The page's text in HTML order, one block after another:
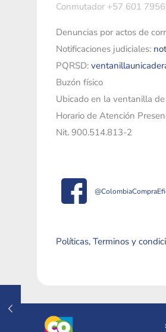
Conmutador +57 601
Denuncias por actos de
Notificaciones judiciales:
PQRSD:
Buzón físico
Ubicado en la ventanilla
Horario de Atención
Nit. 900.514.813-2
Políticas, Terminos y